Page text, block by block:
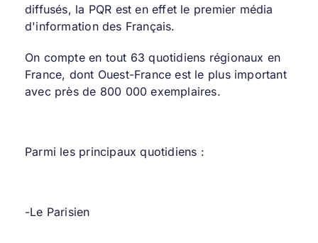
diffusés, la PQR est en effet le premier média
d'information des Français.
On compte en tout 63 quotidiens régionaux en
France, dont Ouest-France est le plus important
avec près de 800 000 exemplaires.
Parmi les principaux quotidiens :
-Le Parisien